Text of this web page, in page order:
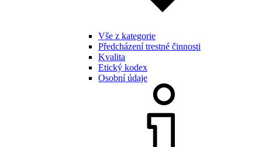
Vše z kategorie
Předcházení trestné činnosti
Kvalita
Etický kodex
Osobní údaje